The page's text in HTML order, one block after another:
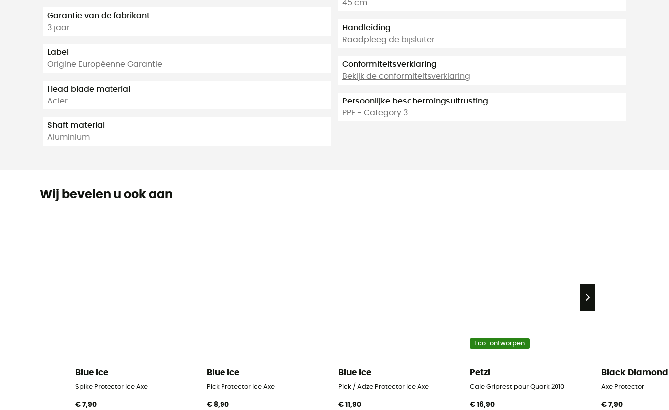
Garantie van de fabrikant
3 jaar
Label
Origine Européenne Garantie
Head blade material
Acier
Shaft material
Aluminium
45 cm
Handleiding
Raadpleeg de bijsluiter
Conformiteitsverklaring
Bekijk de conformiteitsverklaring
Persoonlijke beschermingsuitrusting
PPE - Category 3
Wij bevelen u ook aan
Blue Ice
Spike Protector Ice Axe
€ 7,90
Blue Ice
Pick Protector Ice Axe
€ 8,90
Blue Ice
Pick / Adze Protector Ice Axe
€ 11,90
Eco-ontworpen
Petzl
Cale Griprest pour Quark 2010
€ 16,90
Black Diamond
Axe Protector
€ 7,90